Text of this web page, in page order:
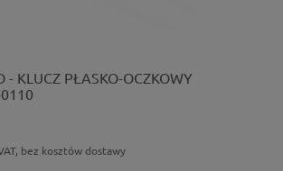
- KLUCZ PŁASKO-OCZKOWY
bez kosztów dostawy